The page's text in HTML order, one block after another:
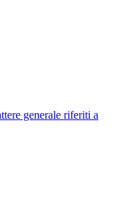
generale riferiti a